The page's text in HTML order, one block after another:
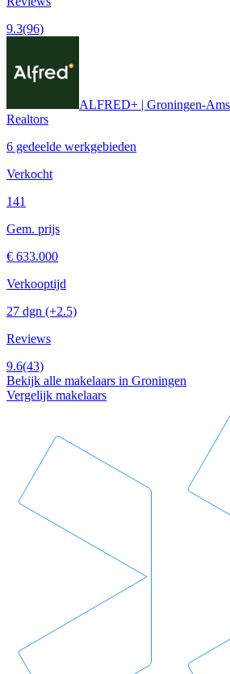
9.3(96)
ALFRED+ | Groningen-
Realtors
6 gedeelde werkgebieden
Verkocht
141
Gem. prijs
€ 633.000
Verkooptijd
27 dgn (+2.5)
Reviews
9.6(43)
Bekijk alle makelaars in Groningen
Vergelijk makelaars